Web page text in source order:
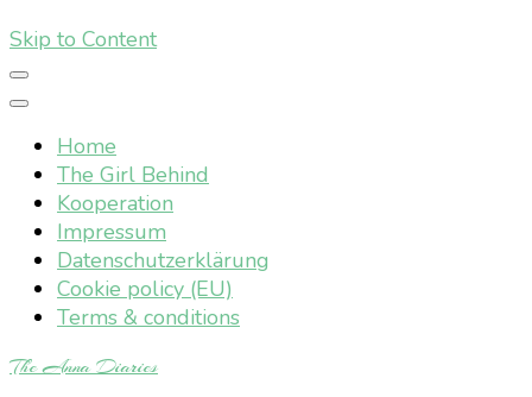
Skip to Content
Home
The Girl Behind
Kooperation
Impressum
Datenschutzerklärung
Cookie policy (EU)
Terms & conditions
The Anna Diaries